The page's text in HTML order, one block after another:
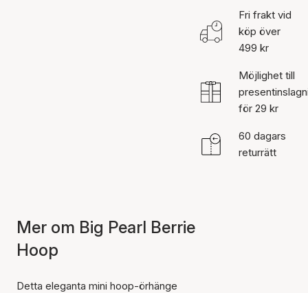
Fri frakt vid
köp över
499 kr
Möjlighet till
för 29 kr
60 dagars
returrätt
Mer om Big Pearl Berrie
Hoop
Detta eleganta mini hoop-örhänge